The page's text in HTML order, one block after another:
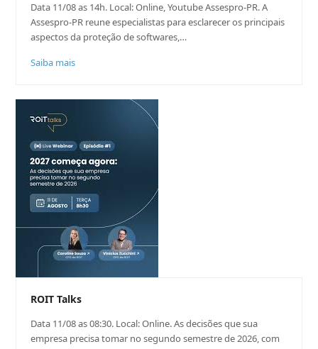
Data 11/08 as 14h. Local: Online, Youtube Assespro-PR. A
Assespro-PR reune especialistas para esclarecer os principais
aspectos da proteção de softwares,…
Saiba mais
ROIT Talks
Data 11/08 as 08:30. Local: Online. As decisões que sua
empresa precisa tomar no segundo semestre de 2026, com